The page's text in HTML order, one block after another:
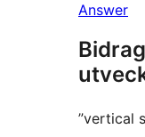
Answer
”vertical